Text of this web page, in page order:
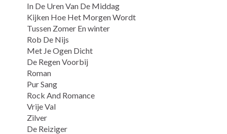
In De Uren Van De Middag
Kijken Hoe Het Morgen Wordt
Tussen Zomer En winter
Rob De Nijs
Met Je Ogen Dicht
De Regen Voorbij
Roman
Pur Sang
Rock And Romance
Vrije Val
Zilver
De Reiziger